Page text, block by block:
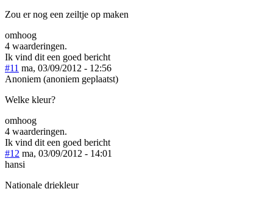
Zou er nog een zeiltje op maken
omhoog
4 waarderingen.
Ik vind dit een goed bericht
#11 ma, 03/09/2012 - 12:56
Anoniem (anoniem geplaatst)
Welke kleur?
omhoog
4 waarderingen.
Ik vind dit een goed bericht
#12 ma, 03/09/2012 - 14:01
hansi
Nationale driekleur